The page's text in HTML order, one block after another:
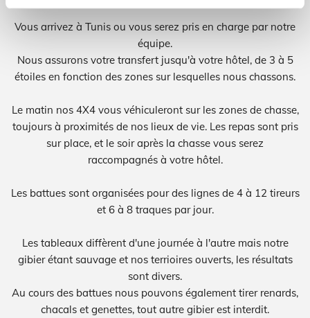
Vous arrivez à Tunis ou vous serez pris en charge par notre
équipe.
Nous assurons votre transfert jusqu'à votre hôtel, de 3 à 5
étoiles en fonction des zones sur lesquelles nous chassons.
Le matin nos 4X4 vous véhiculeront sur les zones de chasse,
toujours à proximités de nos lieux de vie. Les repas sont pris
sur place, et le soir après la chasse vous serez
raccompagnés à votre hôtel.
Les battues sont organisées pour des lignes de 4 à 12 tireurs
et 6 à 8 traques par jour.
Les tableaux diffèrent d'une journée à l'autre mais notre
gibier étant sauvage et nos terrioires ouverts, les résultats
sont divers.
Au cours des battues nous pouvons également tirer renards,
chacals et genettes, tout autre gibier est interdit.